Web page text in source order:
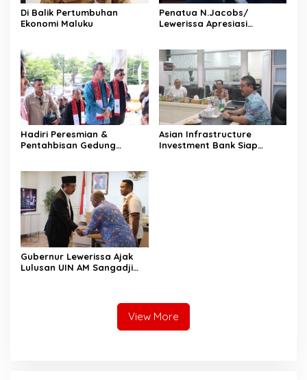
Di Balik Pertumbuhan
Ekonomi Maluku
Penatua N.Jacobs/
Lewerissa Apresiasi
Pastori I GATIK
Hadiri Peresmian &
Pentahbisan Gedung
Asian Infrastructure
Investment Bank Siap
Gubernur Lewerissa Ajak
Lulusan UIN AM Sangadji
View More